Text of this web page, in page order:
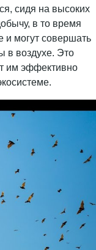
сидя на высоких
в то время
и могут совершать
в воздухе. Это
им эффективно